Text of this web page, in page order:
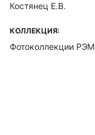
Костянец Е.В.
КОЛЛЕКЦИЯ:
Фотоколлекции РЭМ